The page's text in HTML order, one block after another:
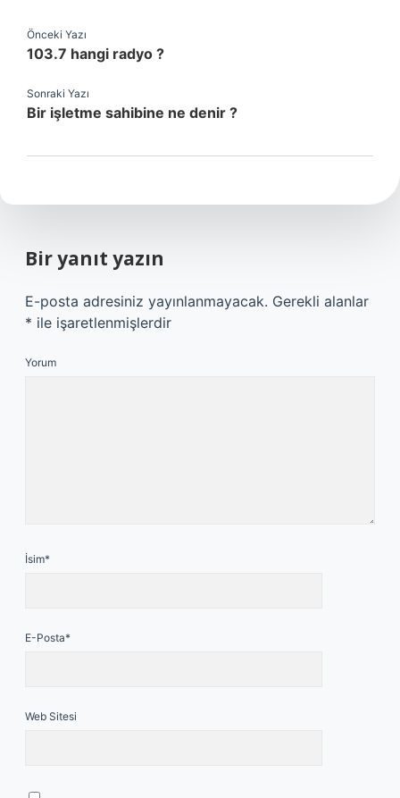
Önceki Yazı
103.7 hangi radyo ?
Sonraki Yazı
Bir işletme sahibine ne denir ?
Bir yanıt yazın
E-posta adresiniz yayınlanmayacak. Gerekli alanlar
* ile işaretlenmişlerdir
Yorum
İsim*
E-Posta*
Web Sitesi